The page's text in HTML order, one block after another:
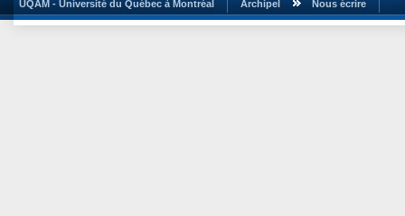
UQAM - Université du Québec à Montréal Archipel Nous écrire